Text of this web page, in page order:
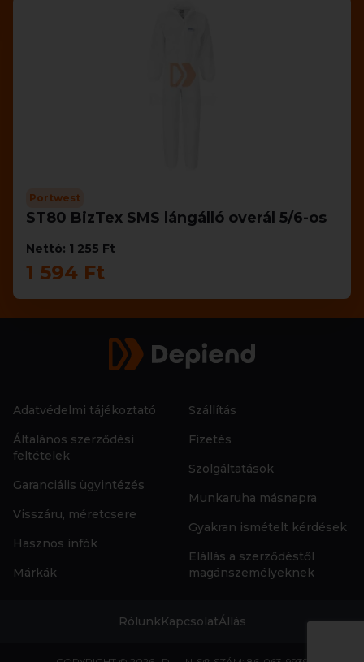
Portwest
ST80 BizTex SMS lángálló overál 5/6-os
Nettó: 1 255 Ft
1 594 Ft
Adatvédelmi tájékoztató
Általános szerződési
feltételek
Garanciális ügyintézés
Visszáru, méretcsere
Hasznos infók
Márkák
Szállítás
Fizetés
Szolgáltatások
Munkaruha másnapra
Gyakran ismételt kérdések
Elállás a szerződéstől
magánszemélyeknek
RólunkKapcsolatÁllás